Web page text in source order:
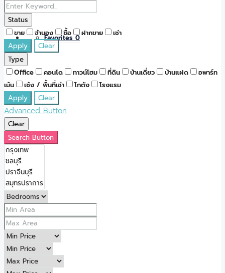
Favorites0
Status
ขาย จำนอง ซื้อ ฝากขาย เช่า
Apply
Clear
Type
Office คอนโด ทาวน์โฮม ที่ดิน บ้านเดี่ยว บ้านแฝด
อพาร์ท
เม้น
เซ้ง / พื้นที่เช่า โกดัง โรงแรม
Apply Clear
Advanced Button
Clear
Search Button